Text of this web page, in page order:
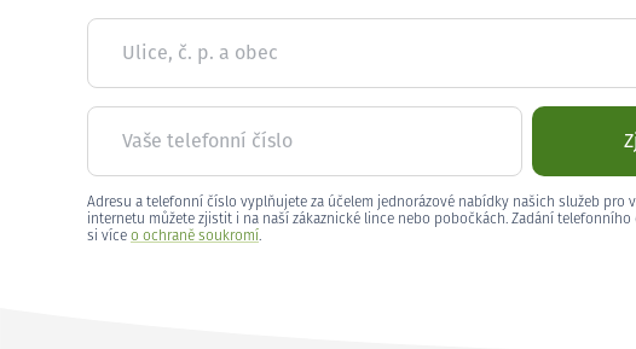
Ulice, č. p. a obec
Vaše telefonní číslo
Adresu a telefonní číslo vyplňujete za účelem jednorázové nabídky našich služeb pro
internetu můžete zjistit i na naší zákaznické lince nebo pobočkách. Zadání telefonního
si více o ochraně soukromí.